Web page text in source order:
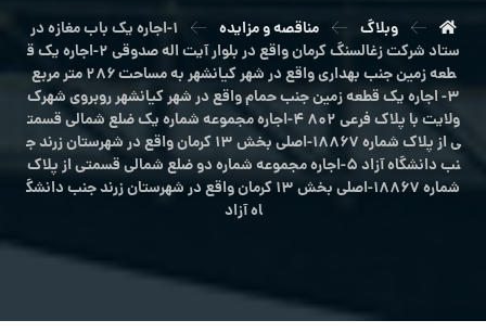
وبلاگ مناقصه و مزایده
۱-اجاره یک باب مغازه در
ستاد شرکت زغالسنگ کرمان واقع در بلوار آیت اله صدوقی ۲-اجاره یک ق
طعه زمین جنب بهداری واقع در شهر کیانشهر به مساحت ۲۸۶ متر مربع
۳- اجاره یک قطعه زمین جنب حمام واقع در شهر کیانشهر روبروی شهرک
ولایت با پلاک فرعی ۸۰۲ ۴-اجاره مجموعه شماره یک ضلع شمالی قسمت
ی از پلاک شماره ۱۸۸۶۷-اصلی بخش ۱۳ کرمان واقع در شهرستان زرند ج
نب دانشگاه آزاد ۵-اجاره مجموعه شماره دو ضلع شمالی قسمتی از پلاک
شماره ۱۸۸۶۷-اصلی بخش ۱۳ کرمان واقع در شهرستان زرند جنب دانشگ
اه آزاد